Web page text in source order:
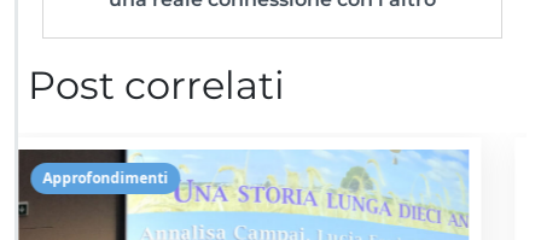
Post correlati
Approfondimenti